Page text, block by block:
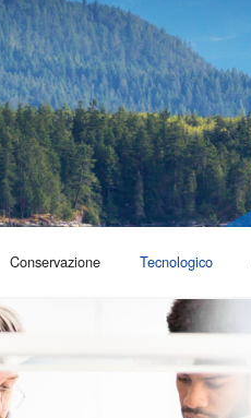
Conservazione Tecnologico